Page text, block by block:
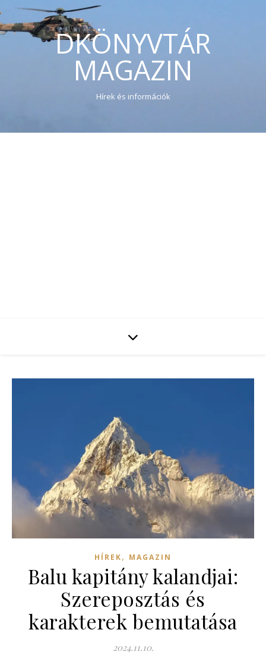
DKÖNYVTÁR
MAGAZIN
Hírek és információk
HÍREK, MAGAZIN
Balu kapitány kalandjai:
Szereposztás és
karakterek bemutatása
2024.11.10.